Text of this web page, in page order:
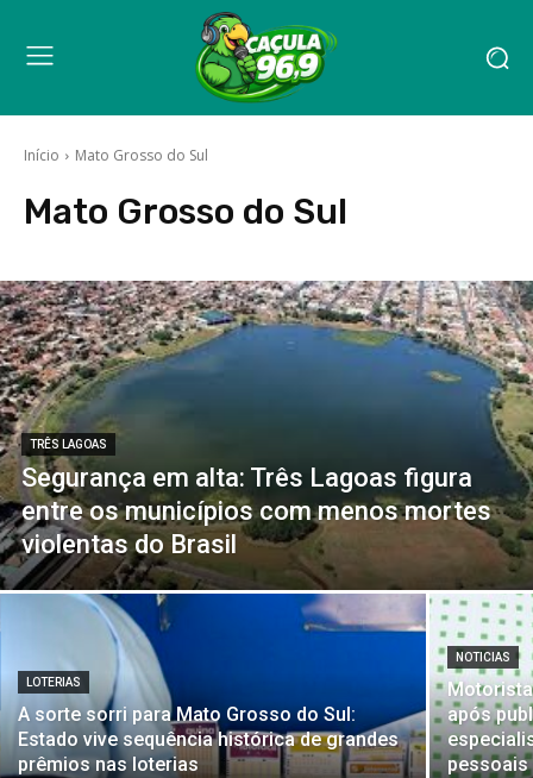
Início Mato Grosso do Sul
Mato Grosso do Sul
TRÊS LAGOAS
Segurança em alta: Três Lagoas figura
entre os municípios com menos mortes
violentas do Brasil
LOTERIAS
A sorte sorri para Mato Grosso do Sul:
Estado vive sequência histórica de grandes
prêmios nas loterias
NOTICIAS
após
pessoais